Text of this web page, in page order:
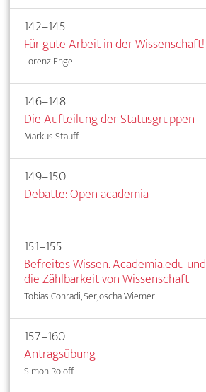
142–145
Für gute Arbeit in der Wissenschaft!
Lorenz Engell
146–148
Die Aufteilung der Statusgruppen
Markus Stauff
149–150
Debatte: Open academia
151–155
Befreites Wissen. Academia.edu und
die Zählbarkeit von Wissenschaft
Tobias Conradi, Serjoscha Wiemer
157–160
Antragsübung
Simon Roloff